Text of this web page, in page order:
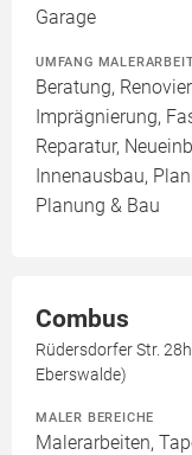
Garage
UMFANG
Beratung,
Imprägnierung,
Reparatur,
Innenausbau,
Planung & Bau
Combus
Rüdersdorfer Str.
Eberswalde)
MALER BEREICHE
Malerarbeiten,